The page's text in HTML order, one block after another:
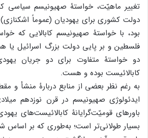
تغییر ماهیّت، خواستۀ صهیونیسم سیاسی
دولت کشوری برای یهودیان (عموماً
بود، با خواستۀ صهیونیسم کابالایی که
فلسطین و بر پایی دولت بزرگ اسرائیل
دو خواستۀ متفاوت برای دو جریان
کابالائیست بوده و هست.
به رغم نظر بعضی از منابع دربارۀ منشأ و
ایدئولوژی صهیونیسم در قرن نوزدهم
باورهای قومیّت‌گرایانۀ کابالائیست‌های
بسیار طولانی‌تر است؛ به‌طوری که بر اساس